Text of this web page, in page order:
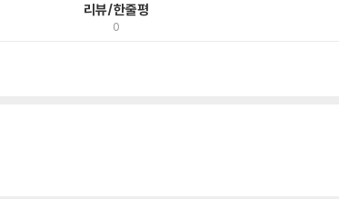
리뷰/한줄평
0